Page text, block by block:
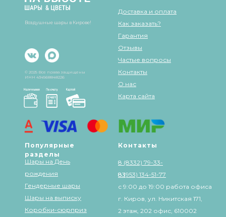
Доставка и оплата
Популярные
разделы
Шары на День
рождения
Контакты
© 2025 Все права защищены
Как заказать?
Гарантия
Отзывы
Частые вопросы
Контакты
О нас
Гендерные шары
Шары на выписку
Коробки-сюрприз
8 (8332) 79-33-
83
8 (953) 134-51-77
с 9:00 до 19:00 работа офиса
г. Киров, ул. Никитская 171,
2 этаж, 202 офис, 610002
ИНН 434568848226
Карта сайта
Воздушные шары в Кирове!